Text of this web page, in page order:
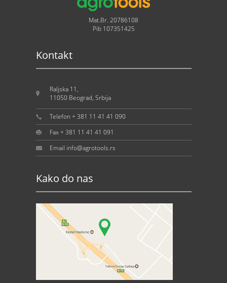
Mat.Br. 20786108
Pib 107351425
Kontakt
Raljska 11,
11050 Beograd, Srbija
Telefon + 381 11 41 41 090
Fax + 381 11 41 41 091
Email info@agrotools.rs
Kako do nas